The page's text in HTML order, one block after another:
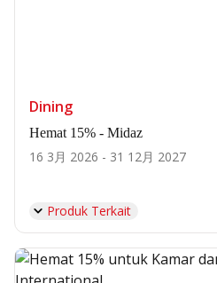
Dining
Hemat 15% - Midaz
16 3月 2026 - 31 12月 2027
Produk Terkait